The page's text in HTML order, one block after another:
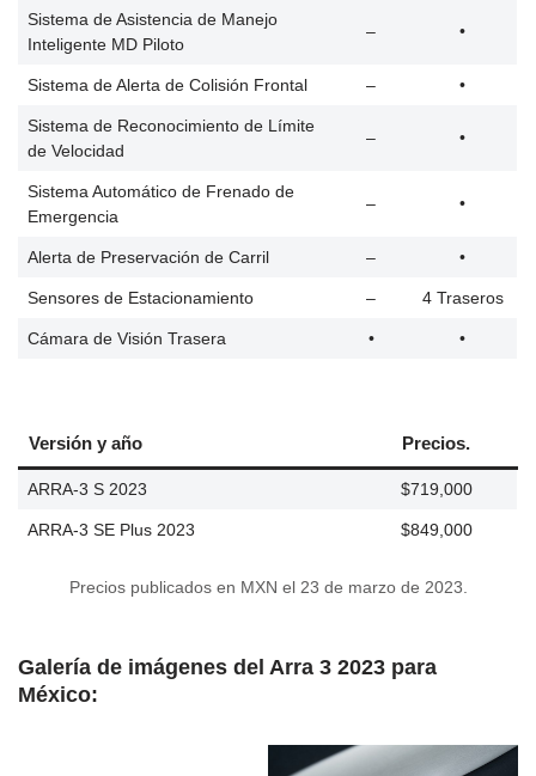
Sistema de Asistencia de Manejo
Inteligente MD Piloto
– •
Sistema de Alerta de Colisión Frontal – •
Sistema de Reconocimiento de Límite
de Velocidad
– •
Sistema Automático de Frenado de
Emergencia
– •
Alerta de Preservación de Carril – •
Sensores de Estacionamiento – 4 Traseros
Cámara de Visión Trasera • •
Versión y año Precios.
ARRA-3 S 2023 $719,000
ARRA-3 SE Plus 2023 $849,000
Precios publicados en MXN el 23 de marzo de 2023.
Galería de imágenes del Arra 3 2023 para
México: